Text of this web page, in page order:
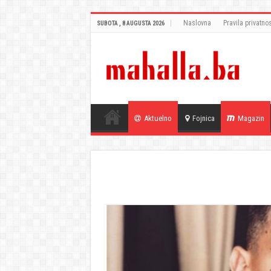
SUBOTA , 8 AUGUSTA 2026 Naslovna Pravila
Aktuelno Fojnica Magazin